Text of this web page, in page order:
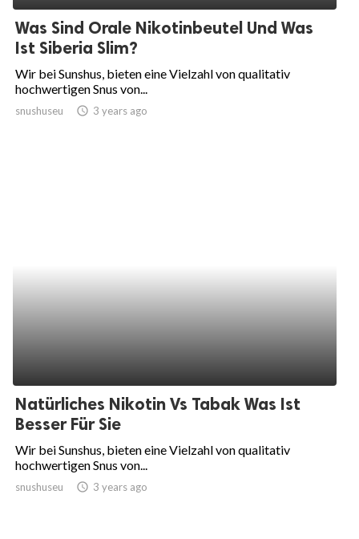
Was Sind Orale Nikotinbeutel Und Was
Ist Siberia Slim?
Wir bei Sunshus, bieten eine Vielzahl von qualitativ
hochwertigen Snus von...
snushuseu access_time 3 years ago
Natürliches Nikotin Vs Tabak Was Ist
Besser Für Sie
Wir bei Sunshus, bieten eine Vielzahl von qualitativ
hochwertigen Snus von...
snushuseu access_time 3 years ago